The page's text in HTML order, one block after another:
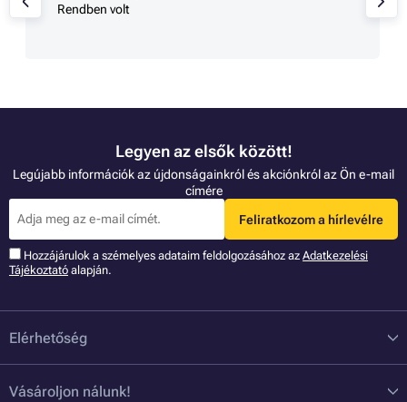
Rendben volt
Legyen az elsők között!
Legújabb információk az újdonságainkról és akciónkról az Ön e-mail
címére
Feliratkozom a hírlevélre
Hozzájárulok a szémelyes adataim feldolgozásához az Adatkezelési
Tájékoztató alapján.
Elérhetőség
Vásároljon nálunk!